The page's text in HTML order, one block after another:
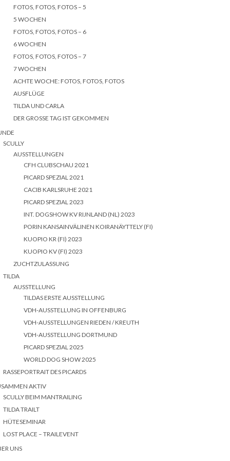
FOTOS, FOTOS, FOTOS – 5
5 WOCHEN
FOTOS, FOTOS, FOTOS – 6
6 WOCHEN
FOTOS, FOTOS, FOTOS – 7
7 WOCHEN
ACHTE WOCHE: FOTOS, FOTOS, FOTOS
AUSFLÜGE
TILDA UND CARLA
DER GROSSE TAG IST GEKOMMEN
SCULLY
AUSSTELLUNGEN
CFH CLUBSCHAU 2021
PICARD SPEZIAL 2021
CACIB KARLSRUHE 2021
PICARD SPEZIAL 2023
INT. DOGSHOW KV RIJNLAND (NL) 2023
PORIN KANSAINVÄLINEN KOIRANÄYTTELY (FI)
KUOPIO KR (FI) 2023
KUOPIO KV (FI) 2023
ZUCHTZULASSUNG
TILDA
AUSSTELLUNG
TILDAS ERSTE AUSSTELLUNG
VDH-AUSSTELLUNG IN OFFENBURG
VDH-AUSSTELLUNGEN RIEDEN / KREUTH
VDH-AUSSTELLUNG DORTMUND
PICARD SPEZIAL 2025
WORLD DOG SHOW 2025
RASSEPORTRAIT DES PICARDS
AKTIV
SCULLY BEIM MANTRAILING
TILDA TRAILT
HÜTESEMINAR
LOST PLACE – TRAILEVENT
UNS